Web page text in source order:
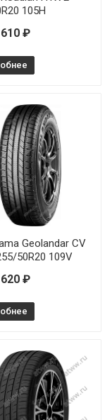
105H
₽
Geolandar CV
50R20 109V
₽